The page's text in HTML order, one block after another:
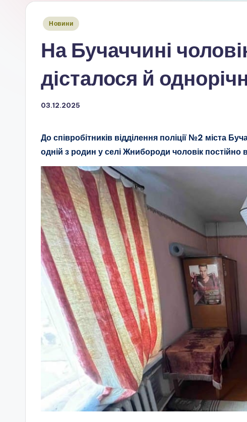
Опубліковано
Новини
На Бучаччині
дісталося й
03.12.2025
До співробітників відділення поліції №2 міста
одній з родин у селі Жнибороди чоловік